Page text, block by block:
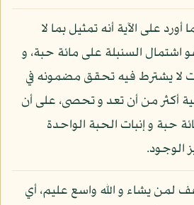
على الآية أنه تمثيل بما لا
اشتمال السنبلة على مائة حبة، و
لا يشترط فيه تحقق مضمونه في
أكثر من أن تعد و تحصى، على أن
حبة و إنبات الحبة الواحدة
الوجود.
لمن يشاء و الله واسع عليم، أي